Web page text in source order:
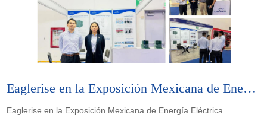
Eaglerise en la Exposición Mexicana de Energía Eléctrica
Eaglerise en la Exposición Mexicana de Energía Eléctrica